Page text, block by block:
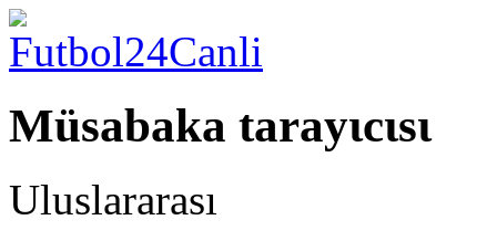
Müsabaka tarayιcιsι
Uluslararası